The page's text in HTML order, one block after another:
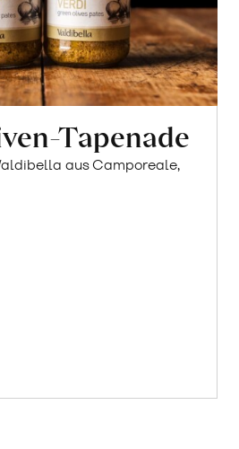
Tapenade
aus Camporeale,